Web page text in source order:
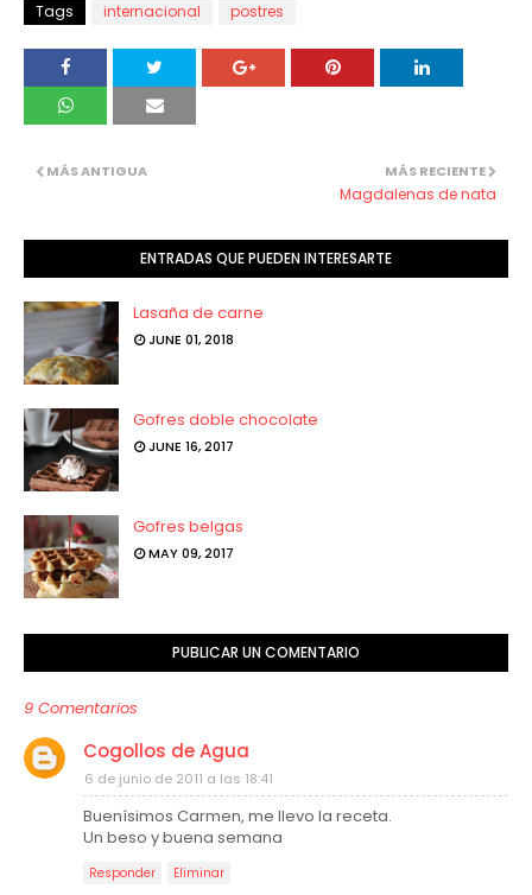
Tags internacional postres
MÁS RECIENTE
Magdalenas de nata
MÁS ANTIGUA
ENTRADAS QUE PUEDEN INTERESARTE
Lasaña de carne
JUNE 01, 2018
Gofres doble chocolate
JUNE 16, 2017
Gofres belgas
MAY 09, 2017
PUBLICAR UN COMENTARIO
9 Comentarios
Cogollos de Agua
6 de junio de 2011 a las 18:41
Buenísimos Carmen, me llevo la receta.
Un beso y buena semana
Responder Eliminar